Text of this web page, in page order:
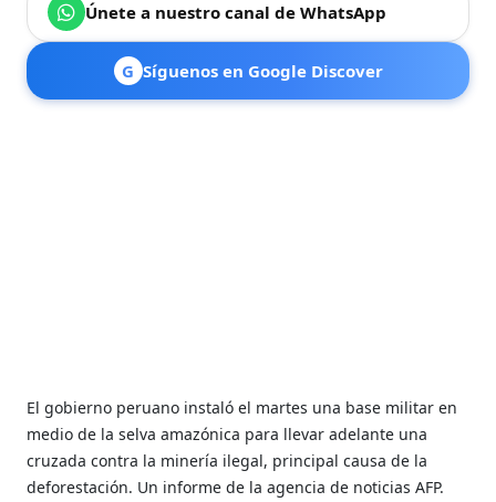
Únete a nuestro canal de WhatsApp
G Síguenos en Google Discover
El gobierno peruano instaló el martes una base militar en
medio de la selva amazónica para llevar adelante una
cruzada contra la minería ilegal, principal causa de la
deforestación. Un informe de la agencia de noticias AFP.